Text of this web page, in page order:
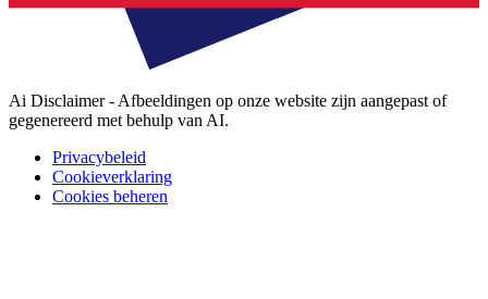
Ai Disclaimer - Afbeeldingen op onze website zijn aangepast of
gegenereerd met behulp van AI.
Privacybeleid
Cookieverklaring
Cookies beheren